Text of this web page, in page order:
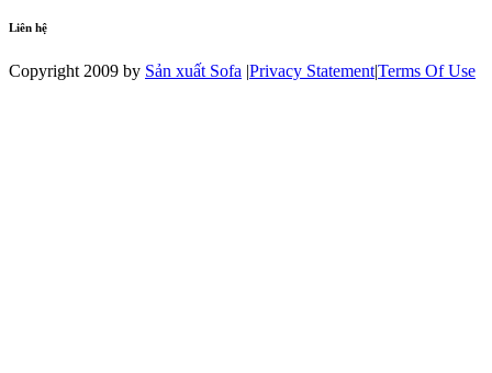
Liên hệ
Copyright 2009 by Sản xuất Sofa |Privacy Statement|Terms Of Use